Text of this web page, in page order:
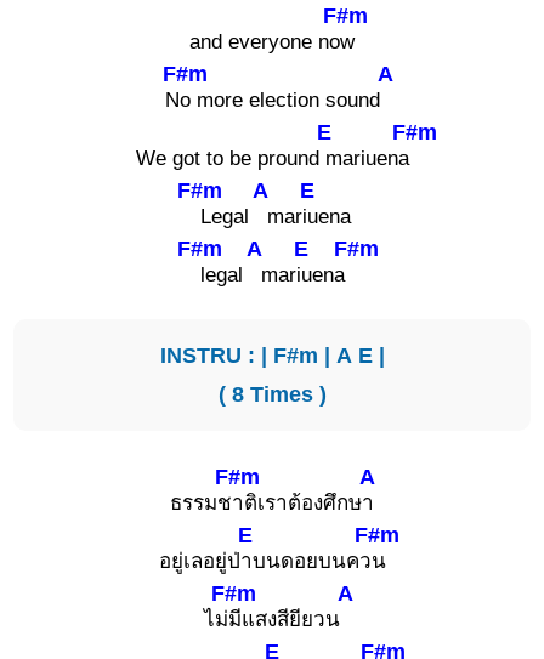
and everyone no
F#m
w
N
F#m
o more election sound
A
We got to be pround
E
mariuena
F#m
F#m
Legal
A
mar
E
iuena
F#m
legal
A
mar
E
iuena
F#m
INSTRU : | F#m | A E|
( 8 Times )
ธรรมช
F#m
าติเราต้องศึกษ
A
า
อยู่เลอยู่ป่
E
าบนดอยบนคว
F#m
น
ไม่
F#m
มีแสงสียียวน
A
E F#m